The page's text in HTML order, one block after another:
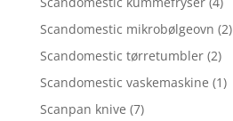
Scandomestic mikrobølgeovn (2)
Scandomestic tørretumbler (2)
Scandomestic vaskemaskine (1)
Scanpan knive (7)